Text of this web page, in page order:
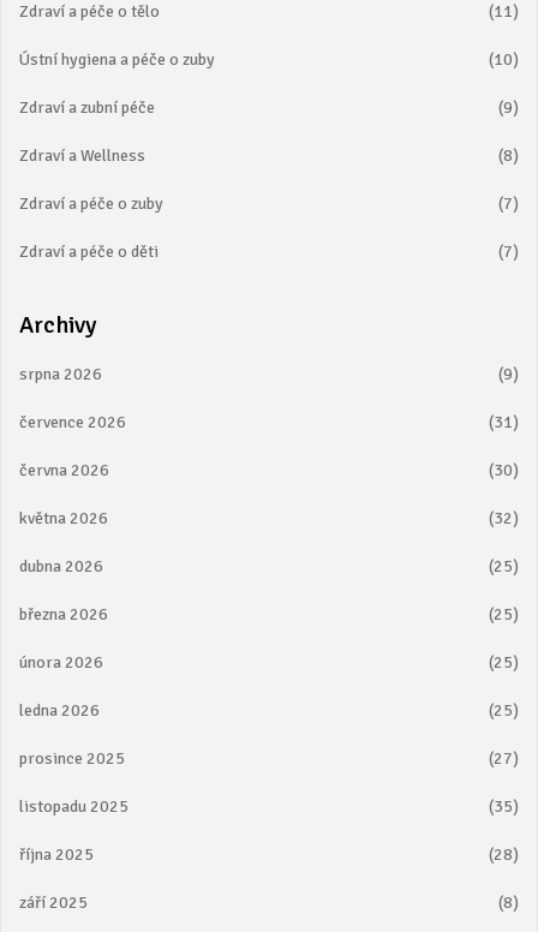
Zdraví a péče o tělo (11)
Ústní hygiena a péče o zuby (10)
Zdraví a zubní péče (9)
Zdraví a Wellness (8)
Zdraví a péče o zuby (7)
Zdraví a péče o děti (7)
Archivy
srpna 2026 (9)
července 2026 (31)
června 2026 (30)
května 2026 (32)
dubna 2026 (25)
března 2026 (25)
února 2026 (25)
ledna 2026 (25)
prosince 2025 (27)
listopadu 2025 (35)
října 2025 (28)
září 2025 (8)